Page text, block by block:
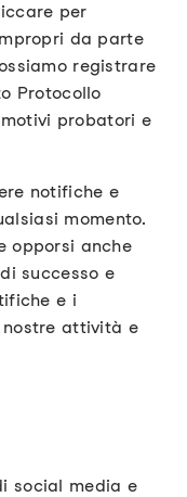
per
da parte
registrare
Protocollo
probatori e
notifiche e
momento.
opporsi anche
successo e
e i
attività e
social media e